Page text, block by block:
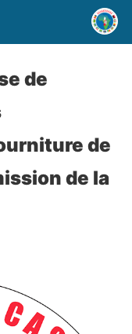
de
de
de la